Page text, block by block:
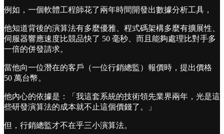
例如，一個軟體工程師花了兩年時間開發出數據分析工具，
他知道背後的演算法有多麼優雅、程式碼架構多麼有擴展性、
伺服器響應速度比競品快了 50 毫秒、而且能夠處理比對手多
一倍的併發請求。
當他向一位潛在的客戶（一位行銷總監）報價時，提出價格
50 萬台幣。
他內心的依據是：「我這套系統的技術領先業界兩年，光是這
些研發演算法的成本就不止這個價錢了。」
但，行銷總監才不在乎三小演算法。